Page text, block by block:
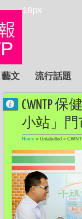
18px
藝文 流行話題
CWNTP
小站」門
Home » Unlabelled »